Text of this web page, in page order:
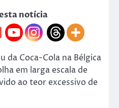
notícia
da Coca-Cola na Bélgica
em larga escala de
ao teor excessivo de